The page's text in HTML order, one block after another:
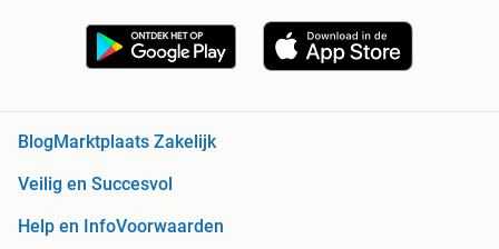
Blog Marktplaats Zakelijk
Veilig en Succesvol
Help en InfoVoorwaarden